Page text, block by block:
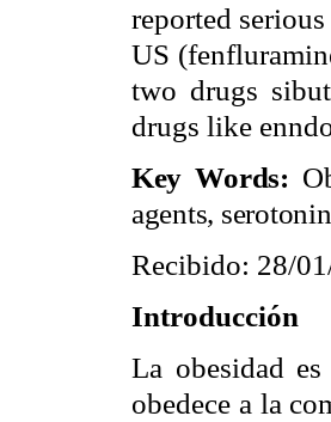
reported
US
two drugs
drugs like
Key Words:
agents,
Recibido: 28/
Introducción
La obesidad
obedece a la